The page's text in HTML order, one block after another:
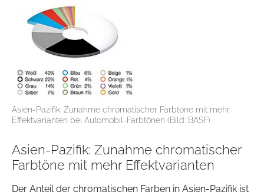
Asien-Pazifik: Zunahme chromatischer Farbtöne mit mehr
Effektvarianten bei Automobil-Farbtönen (Bild: BASF)
Asien-Pazifik: Zunahme chromatischer
Farbtöne mit mehr Effektvarianten
Der Anteil der chromatischen Farben in Asien-Pazifik ist